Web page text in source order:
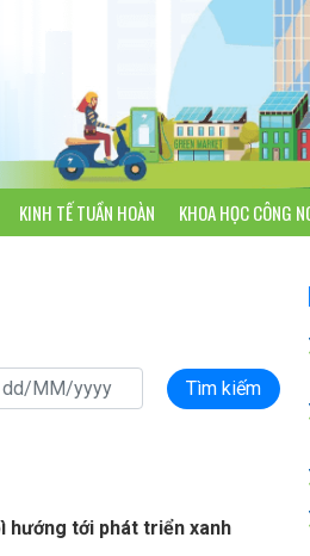
KINH TẾ TUẦN HOÀN KHOA HỌC CÔNG
Tìm kiếm
hướng tới phát triển xanh